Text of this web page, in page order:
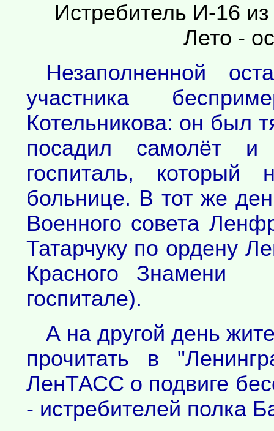
Истребитель И-16
Лето -
Незаполненной
участника
Котельникова: он был
посадил самолёт
госпиталь, который
больнице. В тот же
Военного совета
Татарчуку по ордену
Красного Знамени
госпитале).
А на другой день
прочитать в
ЛенТАСС о подвиге
- истребителей полка